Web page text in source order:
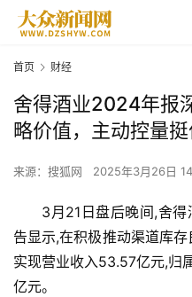
首页 财经
舍得酒业2024年报
略价值，主动控量
来源：搜狐网 2025年3月26日
3月21日盘后晚间,舍
告显示,在积极推动渠道库
实现营业收入53.57亿元,归
亿元。